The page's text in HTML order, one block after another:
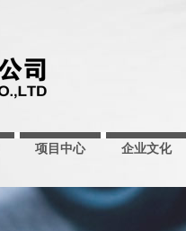
项目中心 企业文化